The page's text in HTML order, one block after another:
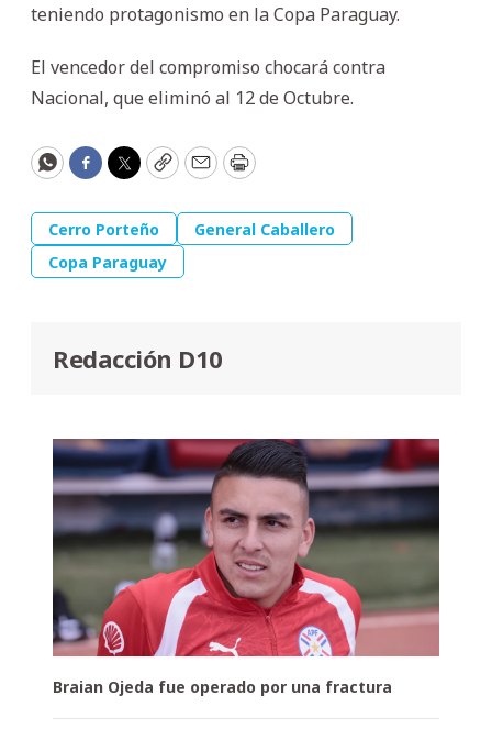
teniendo protagonismo en la Copa Paraguay.
El vencedor del compromiso chocará contra
Nacional, que eliminó al 12 de Octubre.
WhatsApp
Facebook
Twitter
CopyEmailPrint
Cerro Porteño
General Caballero
Copa Paraguay
Redacción D10
Braian Ojeda fue operado por una fractura